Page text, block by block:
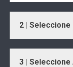
2 | Seleccione
3 | Seleccione